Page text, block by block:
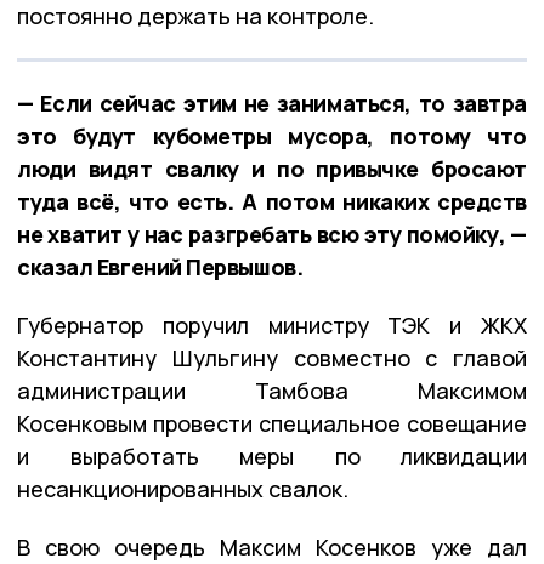
постоянно держать на контроле.
— Если сейчас этим не заниматься, то завтра
это будут кубометры мусора, потому что
люди видят свалку и по привычке бросают
туда всё, что есть. А потом никаких средств
не хватит у нас разгребать всю эту помойку, —
сказал Евгений Первышов.
Губернатор поручил министру ТЭК и ЖКХ
Константину Шульгину совместно с главой
администрации Тамбова Максимом
Косенковым провести специальное совещание
и выработать меры по ликвидации
несанкционированных свалок.
В свою очередь Максим Косенков уже дал